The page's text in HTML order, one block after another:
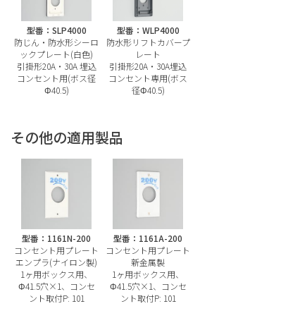
型番：SLP4000
防じん・防水形シーロ
ックプレート(白色)
引掛形20A・30A 埋込
コンセント用(ボス径
Φ40.5)
型番：WLP4000
防水形リフトカバープ
レート
引掛形20A・30A埋込
コンセント専用(ボス
径Φ40.5)
その他の適用製品
型番：1161N-200
コンセント用プレート
エンプラ(ナイロン製)
1ヶ用ボックス用、
Φ41.5穴×1、コンセ
ント取付P: 101
型番：1161A-200
コンセント用プレート
新金属製
1ヶ用ボックス用、
Φ41.5穴×1、コンセ
ント取付P: 101